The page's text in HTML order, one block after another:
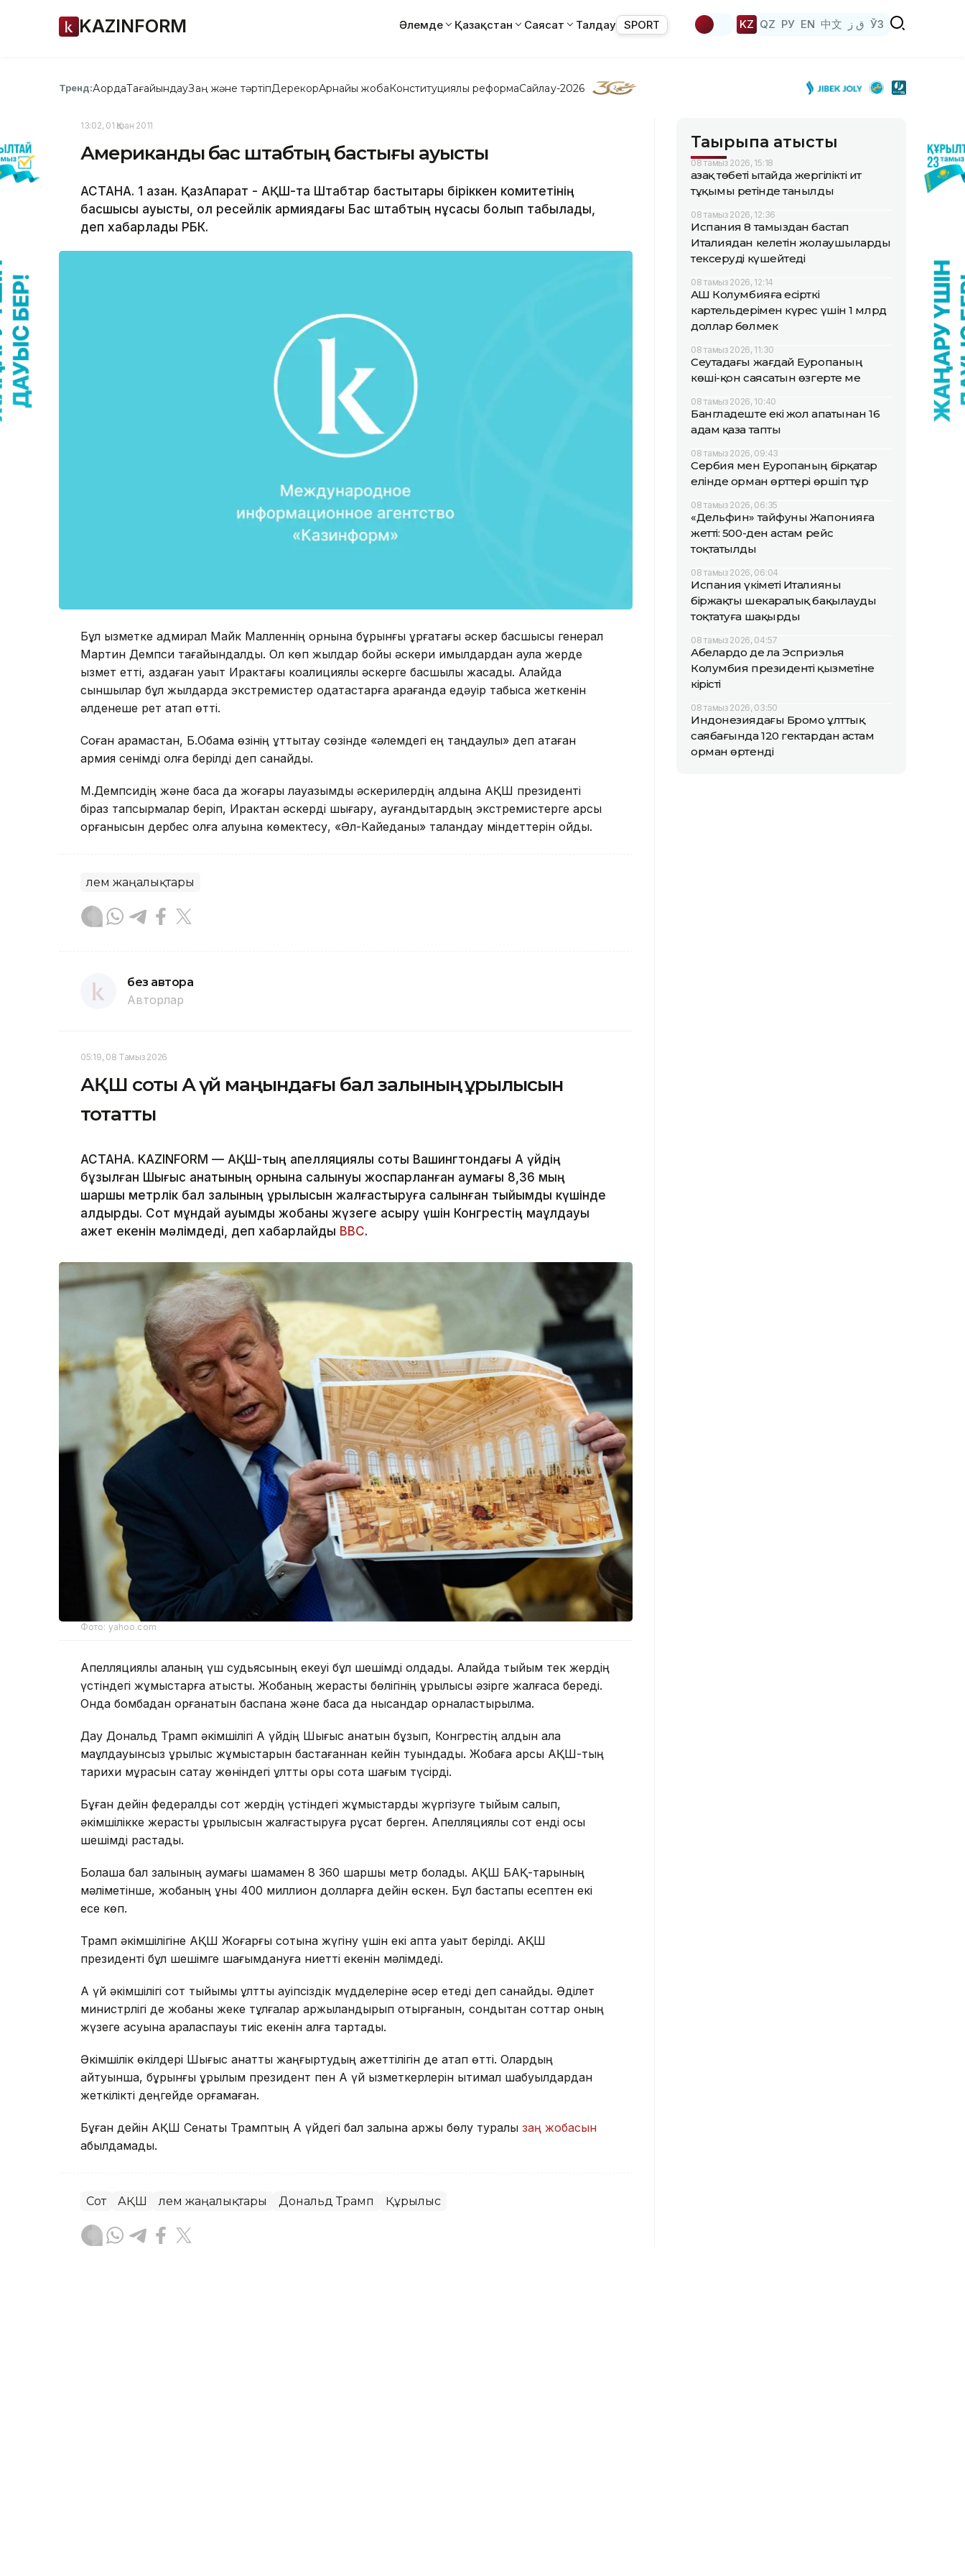
KAZINFORM Әлемде Қазақстан Саясат Талдау SPORT KZ QZ РУ EN 中文 ق ز ЎЗ
Тренд:АқордаТағайындауЗаң және тәртіпДерекқорАрнайы жобаКонституциялық реформаСайлау-2026
13:02, 01 Қазан 2011
Американдық бас штабтың бастығы ауысты
АСТАНА. 1 қазан. ҚазАқпарат - АҚШ-та Штабтар бастықтары біріккен комитетінің
басшысы ауысты, ол ресейлік армиядағы Бас штабтың нұсқасы болып табылады,
деп хабарлады РБК.
Бұл қызметке адмирал Майк Малленнің орнына бұрынғы құрғақтағы әскер басшысы генерал
Мартин Демпси тағайындалды. Ол көп жылдар бойы әскери қимылдардан аулақ жерде
қызмет етті, аздаған уақыт Ирактағы коалициялық әскерге басшылық жасады. Алайда
сыншылар бұл жылдарда экстремистер одақтастарға қарағанда едәуір табысқа жеткенін
әлденеше рет атап өтті.
Соған қарамастан, Б.Обама өзінің құттықтау сөзінде «әлемдегі ең таңдаулы» деп атаған
армия сенімді қолға берілді деп санайды.
М.Демпсидің және басқа да жоғары лауазымды әскерилердің алдына АҚШ президенті
біраз тапсырмалар беріп, Ирактан әскерді шығару, ауғандықтардың экстремистерге қарсы
қорғанысын дербес қолға алуына көмектесу, «Әл-Кайеданы» талқандау міндеттерін қойды.
Әлем жаңалықтары
без автора
Авторлар
05:19, 08 Тамыз 2026
АҚШ соты Ақ үй маңындағы бал залының құрылысын
тоқтатты
АСТАНА. KAZINFORM — АҚШ-тың апелляциялық соты Вашингтондағы Ақ үйдің
бұзылған Шығыс қанатының орнына салынуы жоспарланған аумағы 8,36 мың
шаршы метрлік бал залының құрылысын жалғастыруға салынған тыйымды күшінде
қалдырды. Сот мұндай ауқымды жобаны жүзеге асыру үшін Конгрестің мақұлдауы
қажет екенін мәлімдеді, деп хабарлайды BBC.
Фото: yahoo.com
Апелляциялық алқаның үш судьясының екеуі бұл шешімді қолдады. Алайда тыйым тек жердің
үстіндегі жұмыстарға қатысты. Жобаның жерасты бөлігінің құрылысы әзірге жалғаса береді.
Онда бомбадан қорғанатын баспана және басқа да нысандар орналастырылмақ.
Дау Дональд Трамп әкімшілігі Ақ үйдің Шығыс қанатын бұзып, Конгрестің алдын ала
мақұлдауынсыз құрылыс жұмыстарын бастағаннан кейін туындады. Жобаға қарсы АҚШ-тың
тарихи мұрасын сақтау жөніндегі ұлттық қоры сотқа шағым түсірді.
Бұған дейін федералдық сот жердің үстіндегі жұмыстарды жүргізуге тыйым салып,
әкімшілікке жерасты құрылысын жалғастыруға рұқсат берген. Апелляциялық сот енді осы
шешімді растады.
Болашақ бал залының аумағы шамамен 8 360 шаршы метр болады. АҚШ БАҚ-тарының
мәліметінше, жобаның құны 400 миллион долларға дейін өскен. Бұл бастапқы есептен екі
есе көп.
Трамп әкімшілігіне АҚШ Жоғарғы сотына жүгіну үшін екі апта уақыт берілді. АҚШ
президенті бұл шешімге шағымдануға ниетті екенін мәлімдеді.
Ақ үй әкімшілігі сот тыйымы ұлттық қауіпсіздік мүдделеріне әсер етеді деп санайды. Әділет
министрлігі де жобаны жеке тұлғалар қаржыландырып отырғанын, сондықтан соттар оның
жүзеге асуына араласпауы тиіс екенін алға тартады.
Әкімшілік өкілдері Шығыс қанатты жаңғыртудың қажеттілігін де атап өтті. Олардың
айтуынша, бұрынғы құрылым президент пен Ақ үй қызметкерлерін ықтимал шабуылдардан
жеткілікті деңгейде қорғамаған.
Бұған дейін АҚШ Сенаты Трамптың Ақ үйдегі бал залына қаржы бөлу туралы заң жобасын
қабылдамады.
Сот АҚШ Әлем жаңалықтары Дональд Трамп Құрылыс
Тақырыпқа қатысты
08 тамыз 2026, 15:18
Қазақ төбеті Қытайда жергілікті ит
тұқымы ретінде танылды
08 тамыз 2026, 12:36
Испания 8 тамыздан бастап
Италиядан келетін жолаушыларды
тексеруді күшейтеді
08 тамыз 2026, 12:14
АҚШ Колумбияға есірткі
картельдерімен күрес үшін 1 млрд
доллар бөлмек
08 тамыз 2026, 11:30
Сеутадағы жағдай Еуропаның
көші-қон саясатын өзгерте ме
08 тамыз 2026, 10:40
Бангладеште екі жол апатынан 16
адам қаза тапты
08 тамыз 2026, 09:43
Сербия мен Еуропаның бірқатар
елінде орман өрттері өршіп тұр
08 тамыз 2026, 06:35
«Дельфин» тайфуны Жапонияға
жетті: 500-ден астам рейс
тоқтатылды
08 тамыз 2026, 06:04
Испания үкіметі Италияны
біржақты шекаралық бақылауды
тоқтатуға шақырды
08 тамыз 2026, 04:57
Абелардо де ла Эсприэлья
Колумбия президенті қызметіне
кірісті
08 тамыз 2026, 03:50
Индонезиядағы Бромо ұлттық
саябағында 120 гектардан астам
орман өртенді